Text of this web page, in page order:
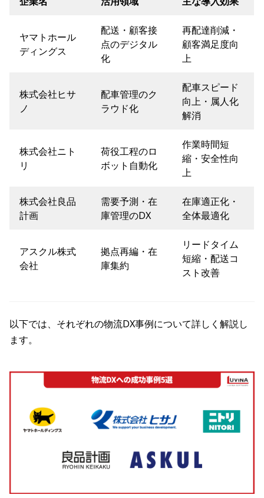
ヤマトホール
ディングス
配送・顧客接
点のデジタル
化
再配達削減・
顧客満足度向
上
株式会社ヒサ
ノ
配車管理のク
ラウド化
配車スピード
向上・属人化
解消
株式会社ニト
リ
荷役工程のロ
ボット自動化
作業時間短
縮・安全性向
上
株式会社良品
計画
需要予測・在
庫管理のDX
在庫適正化・
全体最適化
アスクル株式
会社
拠点再編・在
庫集約
リードタイム
短縮・配送コ
スト改善
以下では、それぞれの物流DX事例について詳しく解説し
ます。